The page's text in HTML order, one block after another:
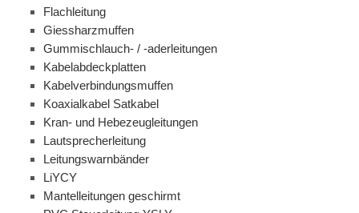
Flachleitung
Giessharzmuffen
Gummischlauch- / -aderleitungen
Kabelabdeckplatten
Kabelverbindungsmuffen
Koaxialkabel Satkabel
Kran- und Hebezeugleitungen
Lautsprecherleitung
Leitungswarnbänder
LiYCY
Mantelleitungen geschirmt